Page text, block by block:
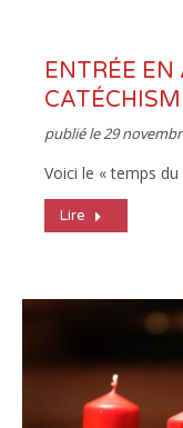
ENTRÉE
publié le29
Voici le « temps
Lire